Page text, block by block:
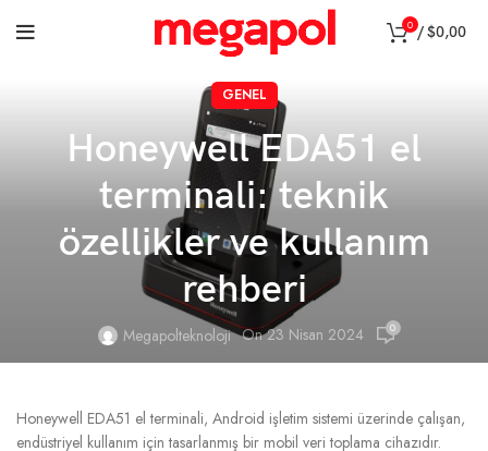
0 /$0,00
GENEL
Honeywell EDA51 el
terminali: teknik
özellikler ve kullanım
rehberi
Megapolteknoloji On 23 Nisan 2024 0
Honeywell EDA51 el terminali, Android işletim sistemi üzerinde çalışan,
endüstriyel kullanım için tasarlanmış bir mobil veri toplama cihazıdır.